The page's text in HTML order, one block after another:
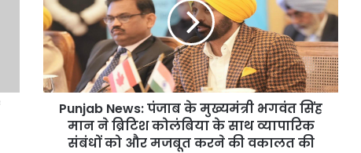
के
मुख्यमंत्री
भगवंत
सिंह
मान
ने
ब्रिटिश
कोलंबिया
Punjab News: पंजाब के मुख्यमंत्री भगवंत सिंह
मान ने ब्रिटिश कोलंबिया के साथ व्यापारिक
संबंधों को और मजबूत करने की वकालत की